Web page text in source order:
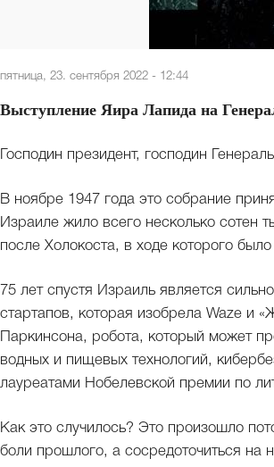
пятница, 23. сентября 2022 - 12:44
Выступление Яира Лапида на
Господин президент, господин
В ноябре 1947 года это собрание
Израиле жило всего несколько сотен
после Холокоста, в ходе которого
75 лет спустя Израиль является
стартапов, которая изобрела Waze и
Паркинсона, робота, который может
водных и пищевых технологий,
лауреатами Нобелевской премии по
Как это случилось? Это произошло
боли прошлого, а сосредоточиться